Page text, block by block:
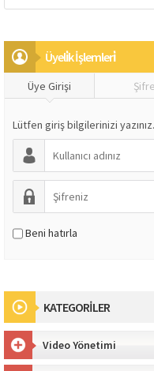
Üyeli̇k İşlemleri̇
Üye Girişi
Lütfen giriş bilgilerinizi yazınız.
Beni hatırla
KATEGORİLER
Video Yönetimi